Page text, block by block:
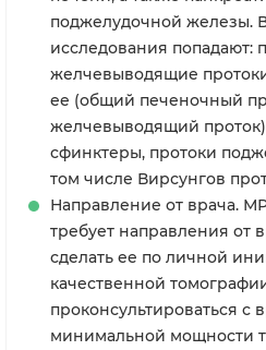
поджелудочной железы.
исследования попадают:
желчевыводящие
ее (общий печеночный
желчевыводящий
сфинктеры, протоки
том числе Вирсунгов
Направление от врача.
требует направления от
сделать ее по личной
качественной
проконсультироваться с
минимальной мощности